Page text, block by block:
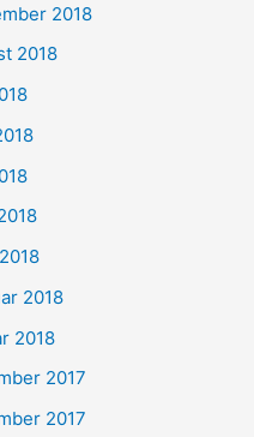
2018
2018
2018
2018
2017
2017